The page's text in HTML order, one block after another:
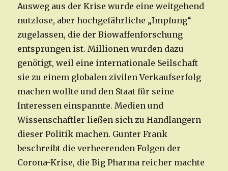
Ausweg aus der Krise wurde eine weitgehend
nutzlose, aber hochgefährliche „Impfung“
zugelassen, die der Biowaffenforschung
entsprungen ist. Millionen wurden dazu
genötigt, weil eine internationale Seilschaft
sie zu einem globalen zivilen Verkaufserfolg
machen wollte und den Staat für seine
Interessen einspannte. Medien und
Wissenschaftler ließen sich zu Handlangern
dieser Politik machen. Gunter Frank
beschreibt die verheerenden Folgen der
Corona-Krise, die Big Pharma reicher machte